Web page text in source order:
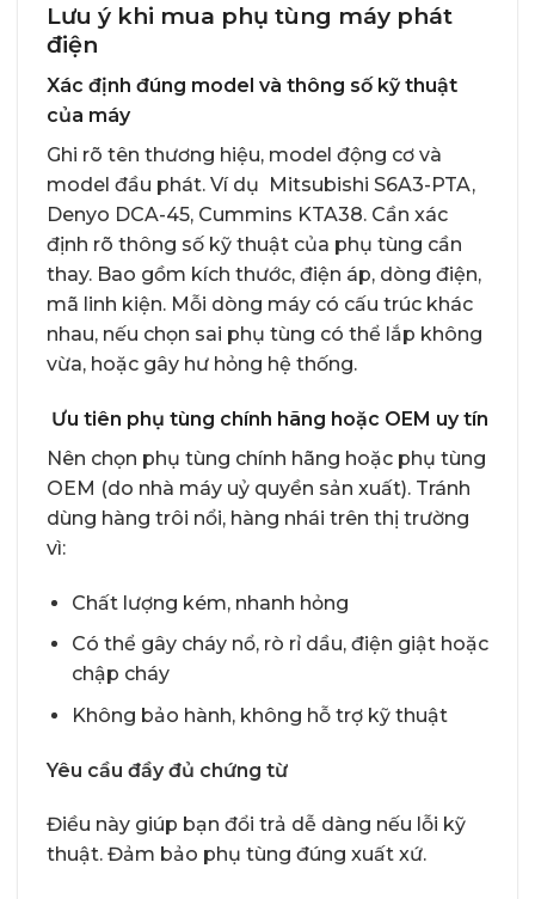
Lưu ý khi mua phụ tùng máy phát
điện
Xác định đúng model và thông số kỹ thuật
của máy
Ghi rõ tên thương hiệu, model động cơ và
model đầu phát. Ví dụ Mitsubishi S6A3-PTA,
Denyo DCA-45, Cummins KTA38. Cần xác
định rõ thông số kỹ thuật của phụ tùng cần
thay. Bao gồm kích thước, điện áp, dòng điện,
mã linh kiện. Mỗi dòng máy có cấu trúc khác
nhau, nếu chọn sai phụ tùng có thể lắp không
vừa, hoặc gây hư hỏng hệ thống.
Ưu tiên phụ tùng chính hãng hoặc OEM uy tín
Nên chọn phụ tùng chính hãng hoặc phụ tùng
OEM (do nhà máy uỷ quyền sản xuất). Tránh
dùng hàng trôi nổi, hàng nhái trên thị trường
vì:
Chất lượng kém, nhanh hỏng
Có thể gây cháy nổ, rò rỉ dầu, điện giật hoặc
chập cháy
Không bảo hành, không hỗ trợ kỹ thuật
Yêu cầu đầy đủ chứng từ
Điều này giúp bạn đổi trả dễ dàng nếu lỗi kỹ
thuật. Đảm bảo phụ tùng đúng xuất xứ.